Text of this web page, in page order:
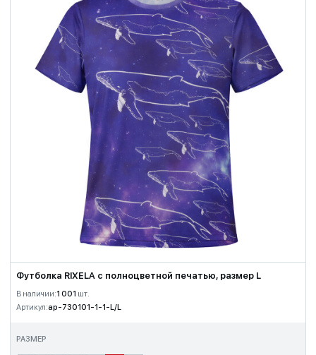
Футболка RIXELA с полноцветной печатью, размер L
В наличии:1 001 шт.
Артикул:ap-730101-1-1-L/L
РАЗМЕР